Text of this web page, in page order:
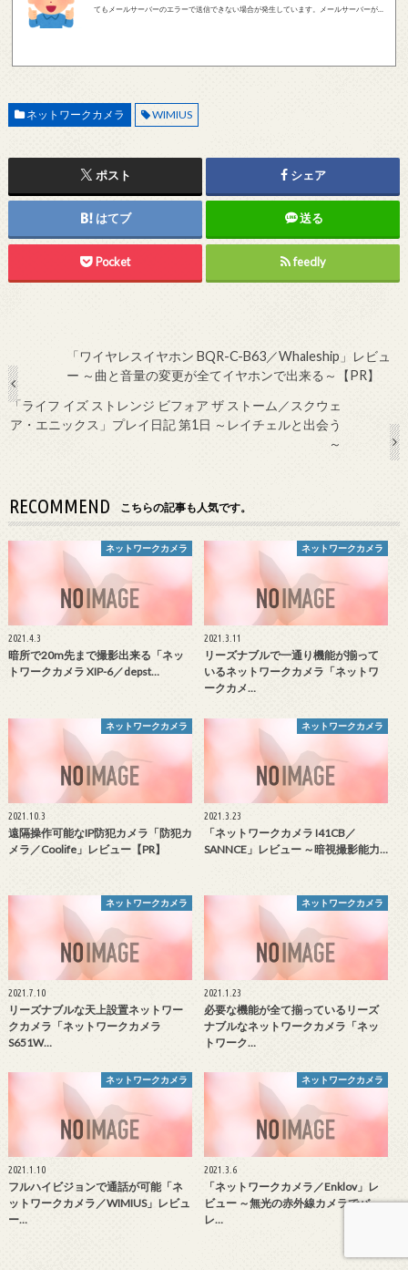
てもメールサーバーのエラーで送信できない場合が発生しています。メールサーバーが正
ネットワークカメラ WIMIUS
ポスト シェア
はてブ 送る
Pocket feedly
「ワイヤレスイヤホン BQR-C-B63／Whaleship」レビュ
ー ～曲と音量の変更が全てイヤホンで出来る～【PR】
「ライフ イズ ストレンジ ビフォア ザ ストーム／スクウェ
ア・エニックス」プレイ日記 第1日 ～レイチェルと出会う
～
RECOMMEND こちらの記事も人気です。
ネットワークカメラ
2021.4.3
暗所で20m先まで撮影出来る「ネッ
トワークカメラ XIP-6／depst…
ネットワークカメラ
2021.3.11
リーズナブルで一通り機能が揃って
いるネットワークカメラ「ネットワ
ークカメ…
ネットワークカメラ
2021.10.3
遠隔操作可能なIP防犯カメラ「防犯カ
メラ／Coolife」レビュー【PR】
ネットワークカメラ
2021.3.23
「ネットワークカメラ I41CB／
SANNCE」レビュー ～暗視撮影能力…
ネットワークカメラ
2021.7.10
リーズナブルな天上設置ネットワー
クカメラ「ネットワークカメラ
S651W…
ネットワークカメラ
2021.1.23
必要な機能が全て揃っているリーズ
ナブルなネットワークカメラ「ネッ
トワーク…
ネットワークカメラ
2021.1.10
フルハイビジョンで通話が可能「ネ
ットワークカメラ／WIMIUS」レビュ
ー…
ネットワークカメラ
2021.3.6
「ネットワークカメラ／Enklov」レ
ビュー ～無光の赤外線カメラでバ
レ…